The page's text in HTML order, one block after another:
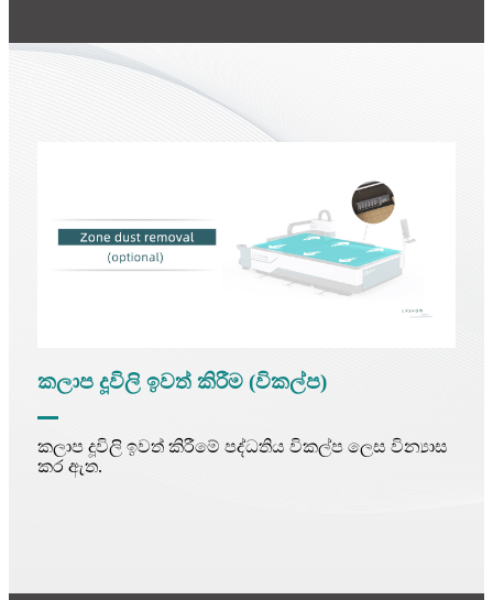
කලාප දූවිලි ඉවත් කිරීම (විකල්ප)
කලාප දූවිලි ඉවත් කිරීමේ පද්ධතිය විකල්ප ලෙස වින්‍යාස
කර ඇත.